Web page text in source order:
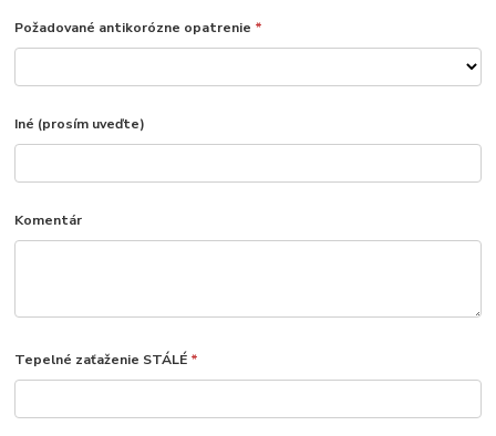
Požadované antikorózne opatrenie *
Iné (prosím uveďte)
Komentár
Tepelné zaťaženie STÁLÉ *